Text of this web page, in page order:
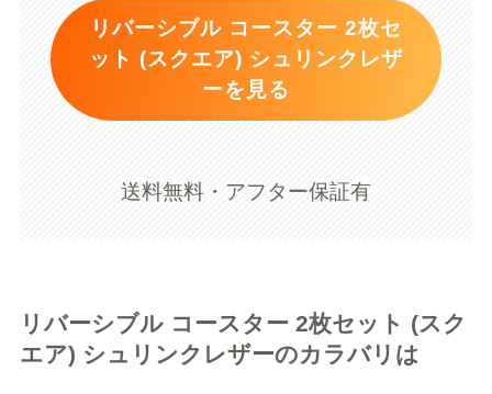
リバーシブル コースター 2枚セ
ット (スクエア) シュリンクレザ
ーを見る
送料無料・アフター保証有
リバーシブル コースター 2枚セット (スク
エア) シュリンクレザーのカラバリは